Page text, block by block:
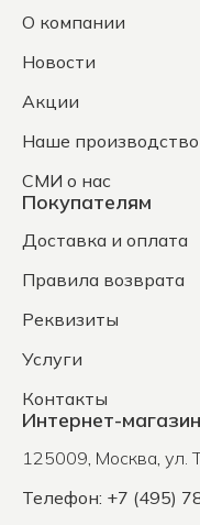
О компании
Новости
Акции
Наше производство
СМИ о нас
Покупателям
Доставка и оплата
Правила возврата
Реквизиты
Услуги
Контакты
Интернет-
125009, Москва, ул.
Телефон: +7 (495)